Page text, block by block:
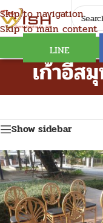
Skip to navigation
Skip to main content
LINE
เก้าอี้ส
Show sidebar